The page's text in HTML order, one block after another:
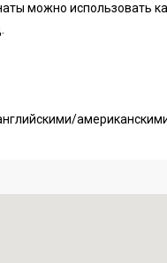
можно использовать